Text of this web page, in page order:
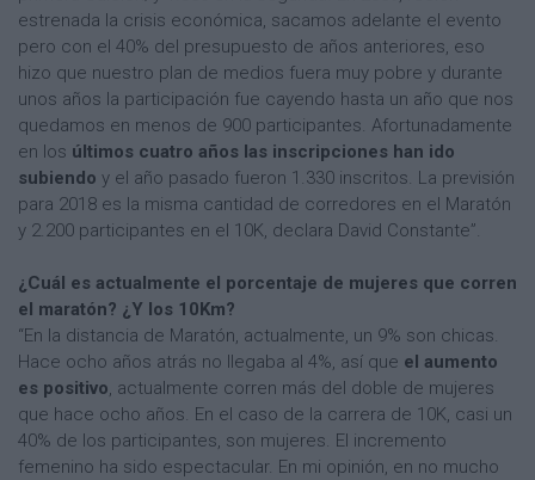
estrenada la crisis económica, sacamos adelante el evento
pero con el 40% del presupuesto de años anteriores, eso
hizo que nuestro plan de medios fuera muy pobre y durante
unos años la participación fue cayendo hasta un año que nos
quedamos en menos de 900 participantes. Afortunadamente
en los últimos cuatro años las inscripciones han ido
subiendo y el año pasado fueron 1.330 inscritos. La previsión
para 2018 es la misma cantidad de corredores en el Maratón
y 2.200 participantes en el 10K, declara David Constante”.
¿Cuál es actualmente el porcentaje de mujeres que corren
el maratón? ¿Y los 10Km?
“En la distancia de Maratón, actualmente, un 9% son chicas.
Hace ocho años atrás no llegaba al 4%, así que el aumento
es positivo, actualmente corren más del doble de mujeres
que hace ocho años. En el caso de la carrera de 10K, casi un
40% de los participantes, son mujeres. El incremento
femenino ha sido espectacular. En mi opinión, en no mucho